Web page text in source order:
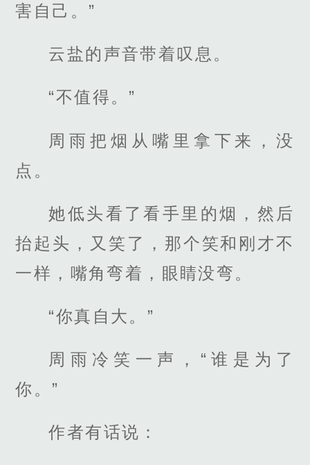
害自己。”
云盐的声音带着叹息。
“不值得。”
周雨把烟从嘴里拿下来，没
点。
她低头看了看手里的烟，然后
抬起头，又笑了，那个笑和刚才不
一样，嘴角弯着，眼睛没弯。
“你真自大。”
周雨冷笑一声，“谁是为了
你。”
作者有话说：